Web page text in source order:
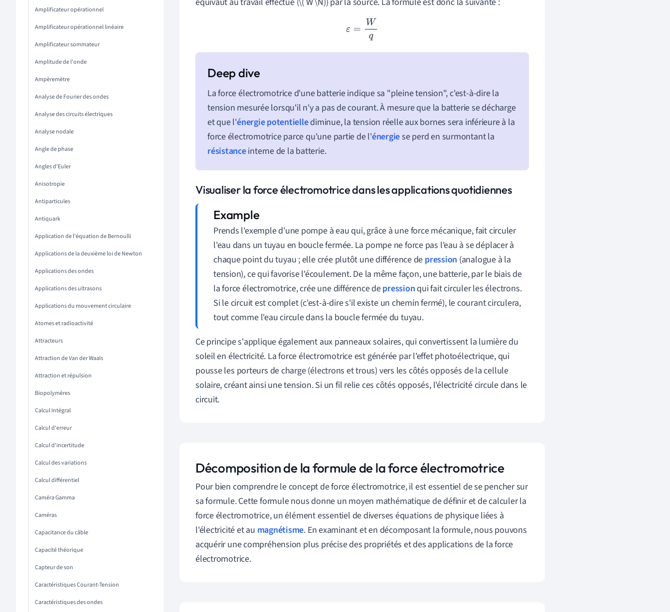
Amplificateur opérationnel
Amplificateur opérationnel linéaire
Amplificateur sommateur
Amplitude de l'onde
Ampèremètre
Analyse de Fourier des ondes
Analyse des circuits électriques
Analyse nodale
Angle de phase
Angles d'Euler
Anisotropie
Antiparticules
Antiquark
Application de l'équation de Bernoulli
Applications de la deuxième loi de Newton
Applications des ondes
Applications des ultrasons
Applications du mouvement circulaire
Atomes et radioactivité
Attracteurs
Attraction de Van der Waals
Attraction et répulsion
Biopolymères
Calcul Intégral
Calcul d'erreur
Calcul d'incertitude
Calcul des variations
Calcul différentiel
Caméra Gamma
Caméras
Capacitance du câble
Capacité théorique
Capteur de son
Caractéristiques Courant-Tension
Caractéristiques des ondes
ε= Wq
La force électromotrice d'une batterie indique sa "pleine tension", c'est-à-dire la
tension mesurée lorsqu'il n'y a pas de courant. À mesure que la batterie se décharge
et que l'énergie potentiellediminue, la tension réelle aux bornes sera inférieure à la
force électromotrice parce qu'une partie de l'énergiese perd en surmontant la
résistanceinterne de la batterie.
Visualiser la force électromotrice dans les applications quotidiennes
Prends l'exemple d'une pompe à eau qui, grâce à une force mécanique, fait circuler
l'eau dans un tuyau en boucle fermée. La pompe ne force pas l'eau à se déplacer à
chaque point du tuyau ; elle crée plutôt une différence de pression (analogue à la
tension), ce qui favorise l'écoulement. De la même façon, une batterie, par le biais de
la force électromotrice, crée une différence depressionqui fait circuler les électrons.
Si le circuit est complet (c'est-à-dire s'il existe un chemin fermé), le courant circulera,
tout comme l'eau circule dans la boucle fermée du tuyau.
Ce principe s'applique également aux panneaux solaires, qui convertissent la lumière du
soleil en électricité. La force électromotrice est générée par l'effet photoélectrique, qui
pousse les porteurs de charge (électrons et trous) vers les côtés opposés de la cellule
solaire, créant ainsi une tension. Si un fil relie ces côtés opposés, l'électricité circule dans le
circuit.
Décomposition de la formule de la force électromotrice
Pour bien comprendre le concept de force électromotrice, il est essentiel de se pencher sur
sa formule. Cette formule nous donne un moyen mathématique de définir et de calculer la
force électromotrice, un élément essentiel de diverses équations de physique liées à
l'électricité et au magnétisme. En examinant et en décomposant la formule, nous pouvons
acquérir une compréhension plus précise des propriétés et des applications de la force
électromotrice.